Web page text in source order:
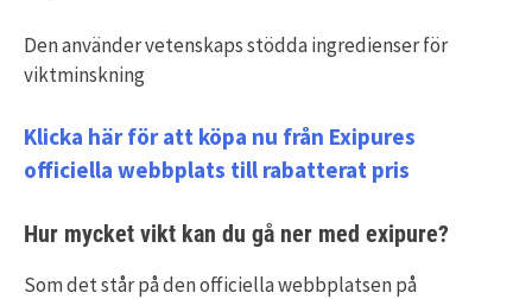
Den använder vetenskaps stödda ingredienser för
viktminskning
Klicka här för att köpa nu från Exipures
officiella webbplats till rabatterat pris
Hur mycket vikt kan du gå ner med exipure?
Som det står på den officiella webbplatsen på